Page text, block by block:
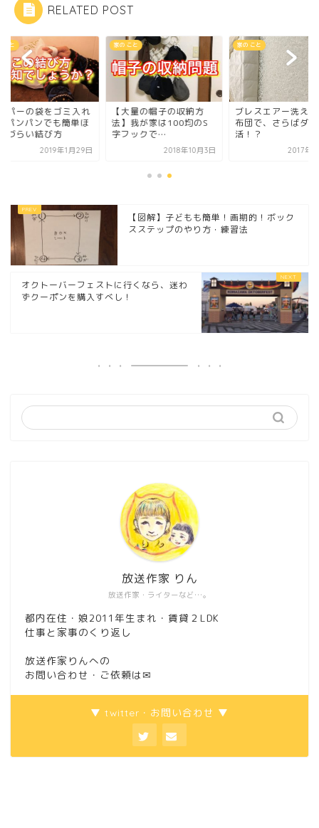
RELATED POST
と
パーの袋をゴミ入れ
ンパンでも簡単ほ
づらい結び方
2019年1月29日
家の こと
【大量の帽子の収納方
法】我が家は100均のS
字フックで…
2018年10月3日
家の こと
ブレスエアー洗える
布団で、さらばダニ
活！？
2017年7
【図解】子どもも簡単！画期的！ボック
スステップのやり方・練習法
オクトーバーフェストに行くなら、迷わ
ずクーポンを購入すべし！
放送作家・ライターなど…。
放送作家 りん
都内在住・娘2011年生まれ・賃貸２LDK
仕事と家事のくり返し
放送作家りんへの
お問い合わせ・ご依頼は ✉
▼ twitter・お問い合わせ ▼